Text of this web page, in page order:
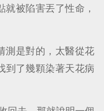
被陷害丟了性命，
測是對的，太醫從花
到了幾顆染著天花病